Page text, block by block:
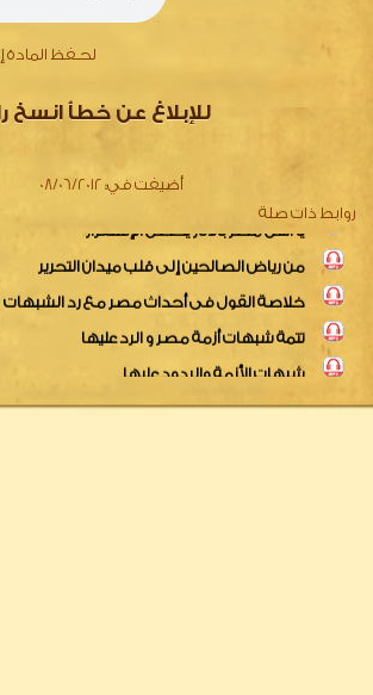
لحـفظ
للإبلاغ عن خطأ
أضيفت في: 08/06/2012
روابط ذات صلة
أزمة مصر واختلاط المفاهيم
يا أهل مصر بالآثار يحصل الإستقرار
من رياض الصالحين إلى قلب ميدان التحرير
خلاصة القول فى أحداث مصر مع رد الشبهات
تتمة شبهات أزمة مصر و الرد عليها
شبهات الأزمة والردود عليها
وقفة سريعة مع الأحداث
قل سمعنا وأطعنا للنص فى أحداث مصر